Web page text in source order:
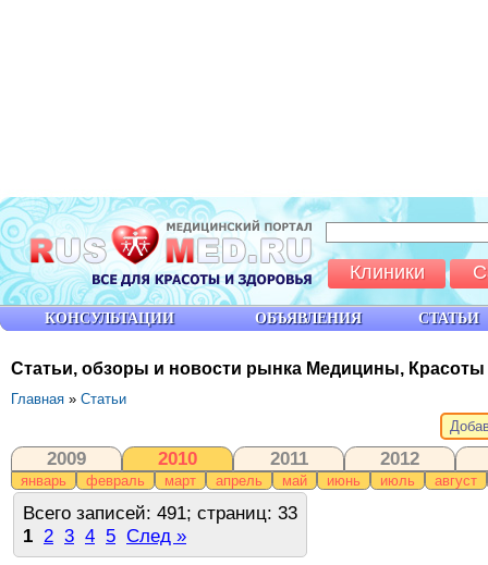
Статьи, обзоры и новости рынка Медицины,
Главная » Статьи
2009 2010 2011 2012
январь февраль март апрель май июнь июль август
Всего записей: 491; страниц: 33
1 2 3 4 5 След »
КОНСУЛЬТАЦИИ ОБЪЯВЛЕНИЯ СТАТЬИ
Клиники